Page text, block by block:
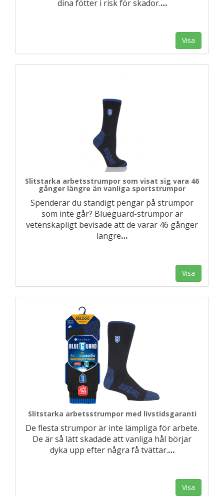
dina fötter i risk för skador.…
Visa
Slitstarka arbetsstrumpor som visat sig vara 46
gånger längre än vanliga sportstrumpor
Spenderar du ständigt pengar på strumpor
som inte går? Blueguard-strumpor är
vetenskapligt bevisade att de varar 46 gånger
längre…
Visa
Slitstarka arbetsstrumpor med livstidsgaranti
De flesta strumpor är inte lämpliga för arbete.
De är så lätt skadade att vanliga hål börjar
dyka upp efter några få tvättar.…
Visa